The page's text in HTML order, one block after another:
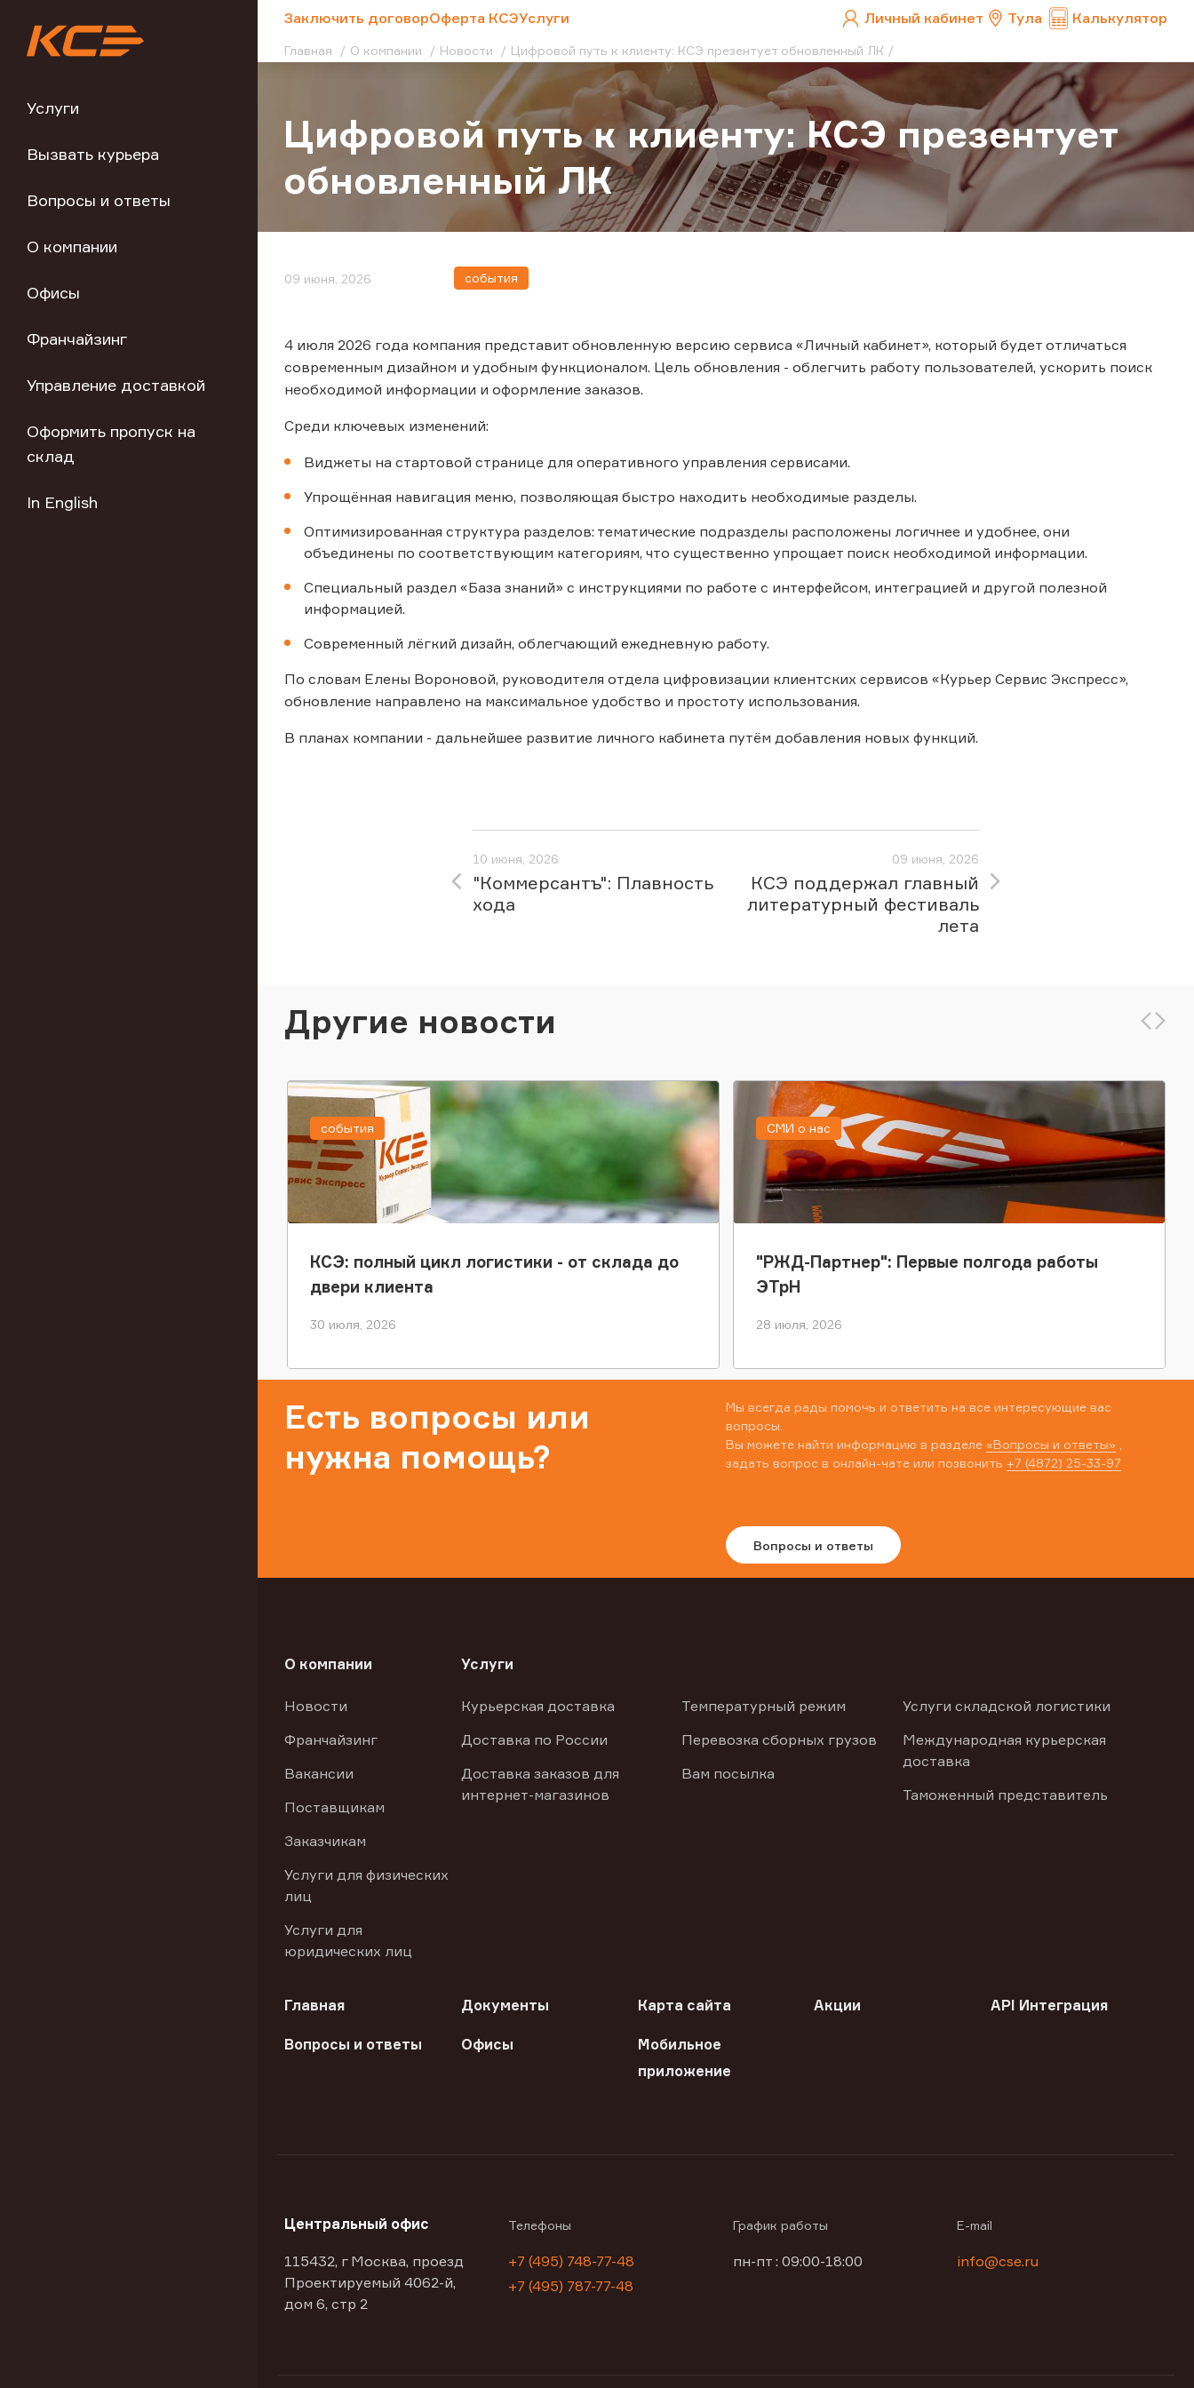
Услуги
Вызвать курьера
Вопросы и ответы
О компании
Офисы
Франчайзинг
Управление доставкой
Оформить пропуск на
склад
In English
Заключить договорОферта КСЭУслуги Личный кабинет Тула Калькулятор
Главная О компании Новости Цифровой путь к клиенту: КСЭ презентует обновленный ЛК
Цифровой путь к клиенту: КСЭ презентует
обновленный ЛК
09 июня, 2026 события
4 июля 2026 года компания представит обновленную версию сервиса «Личный кабинет», который будет отличаться
современным дизайном и удобным функционалом. Цель обновления - облегчить работу пользователей, ускорить поиск
необходимой информации и оформление заказов.
Среди ключевых изменений:
Виджеты на стартовой странице для оперативного управления сервисами.
Упрощённая навигация меню, позволяющая быстро находить необходимые разделы.
Оптимизированная структура разделов: тематические подразделы расположены логичнее и удобнее, они
объединены по соответствующим категориям, что существенно упрощает поиск необходимой информации.
Специальный раздел «База знаний» с инструкциями по работе с интерфейсом, интеграцией и другой полезной
информацией.
Современный лёгкий дизайн, облегчающий ежедневную работу.
По словам Елены Вороновой, руководителя отдела цифровизации клиентских сервисов «Курьер Сервис Экспресс»,
обновление направлено на максимальное удобство и простоту использования.
В планах компании - дальнейшее развитие личного кабинета путём добавления новых функций.
10 июня, 2026
"Коммерсантъ": Плавность
хода
09 июня, 2026
КСЭ поддержал главный
литературный фестиваль
лета
Другие новости
КСЭ: полный цикл логистики - от склада до
двери клиента
30 июля, 2026
события
"РЖД-Партнер": Первые полгода работы
ЭТрН
28 июля, 2026
СМИ о нас
Есть вопросы или
нужна помощь?
Мы всегда рады помочь и ответить на все интересующие вас
вопросы.
Вы можете найти информацию в разделе «Вопросы и ответы»
задать вопрос в онлайн-чате или позвонить +7 (4872) 25-33-97
Вопросы и ответы
О компании
Новости
Франчайзинг
Вакансии
Поставщикам
Заказчикам
Услуги для физических
лиц
Услуги для
юридических лиц
Услуги
Курьерская доставка
Доставка по России
Доставка заказов для
интернет-магазинов
Температурный режим
Перевозка сборных грузов
Вам посылка
Услуги складской логистики
Международная курьерская
доставка
Таможенный представитель
Главная Документы Карта сайта Акции API Интеграция
Вопросы и ответы Офисы
Мобильное
приложение
Центральный офис
115432, г Москва, проезд
Проектируемый 4062-й,
дом 6, стр 2
Телефоны
+7 (495) 748-77-48
+7 (495) 787-77-48
График работы
пн-пт : 09:00-18:00
E-mail
info@cse.ru